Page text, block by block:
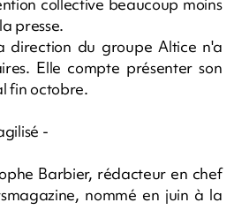
presse.
direction du groupe Altice n'a
Elle compte présenter son
fin octobre.
-
Barbier, rédacteur en chef
nommé en juin à la